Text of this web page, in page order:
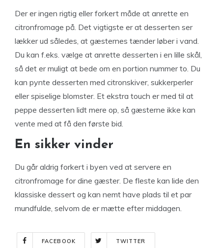
Der er ingen rigtig eller forkert måde at anrette en
citronfromage på. Det vigtigste er at desserten ser
lækker ud således, at gæsternes tænder løber i vand.
Du kan f.eks. vælge at anrette desserten i en lille skål,
så det er muligt at bede om en portion nummer to. Du
kan pynte desserten med citronskiver, sukkerperler
eller spiselige blomster. Et ekstra touch er med til at
peppe desserten lidt mere op, så gæsterne ikke kan
vente med at få den første bid.
En sikker vinder
Du går aldrig forkert i byen ved at servere en
citronfromage for dine gæster. De fleste kan lide den
klassiske dessert og kan nemt have plads til et par
mundfulde, selvom de er mætte efter middagen.
FACEBOOK TWITTER